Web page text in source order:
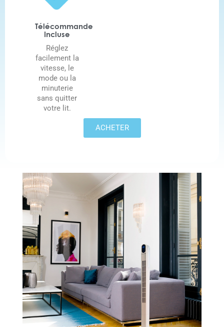
Télécommande
incluse
Réglez
facilement la
vitesse, le
mode ou la
minuterie
sans quitter
votre lit.
ACHETER